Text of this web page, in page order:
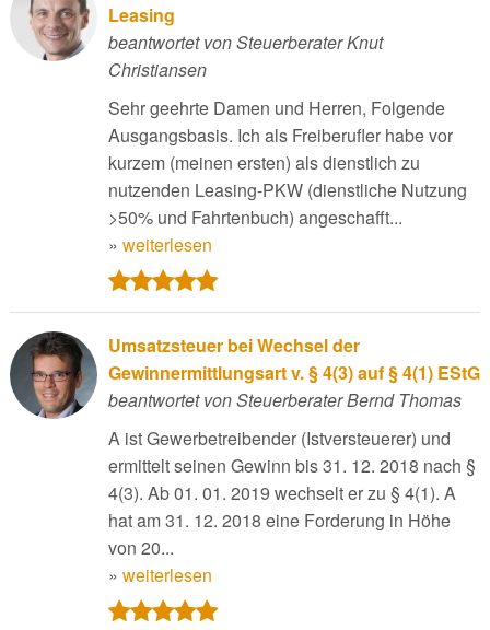
Leasing
beantwortet von Steuerberater Knut
Christiansen
Sehr geehrte Damen und Herren, Folgende
Ausgangsbasis. Ich als Freiberufler habe vor
kurzem (meinen ersten) als dienstlich zu
nutzenden Leasing-PKW (dienstliche Nutzung
>50% und Fahrtenbuch) angeschafft...
» weiterlesen
Umsatzsteuer bei Wechsel der
Gewinnermittlungsart v. § 4(3) auf § 4(1) EStG
beantwortet von Steuerberater Bernd Thomas
A ist Gewerbetreibender (Istversteuerer) und
ermittelt seinen Gewinn bis 31. 12. 2018 nach §
4(3). Ab 01. 01. 2019 wechselt er zu § 4(1). A
hat am 31. 12. 2018 eine Forderung in Höhe
von 20...
» weiterlesen